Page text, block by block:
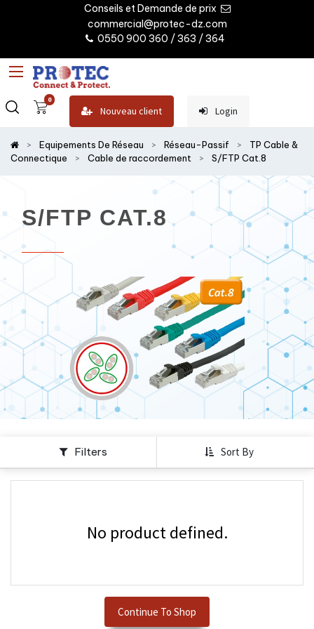
Conseils et Demande de prix
commercial@protec-dz.com
0550 900 360 / 363 / 364
0
Nouveau client Login
Equipements De Réseau Réseau-Passif
TP Cable &
Connectique
Cable de raccordement S/FTP Cat.8
S/FTP CAT.8
Filters Sort By
No product defined.
Continue To Shop